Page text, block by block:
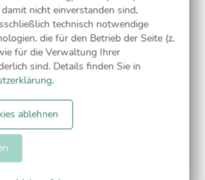
ist, macht hier nichts falsch. Das Preis-
in Ordnung, auch wenn man natürlich
für eine "klassische" Einladungskarte im
der Karte und schnelle Lieferung!
Danke. ;-)
Produkte aus dieser
nicht einverstanden sind,
technisch notwendige
die für den Betrieb der Seite (z.
für die Verwaltung Ihrer
sind. Details finden Sie in
.
ablehnen